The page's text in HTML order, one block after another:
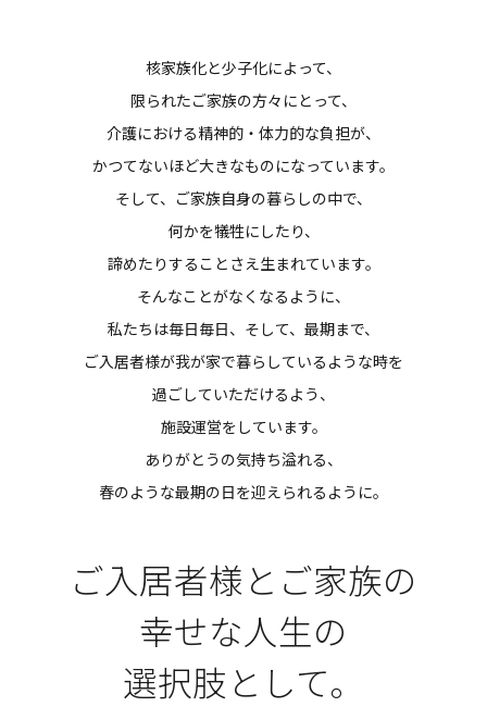
核家族化と少子化によって、
限られたご家族の方々にとって、
介護における精神的・体力的な負担が、
かつてないほど大きなものになっています。
そして、ご家族自身の暮らしの中で、
何かを犠牲にしたり、
諦めたりすることさえ生まれています。
そんなことがなくなるように、
私たちは毎日毎日、そして、最期まで、
ご入居者様が我が家で暮らしているような時を
過ごしていただけるよう、
施設運営をしています。
ありがとうの気持ち溢れる、
春のような最期の日を迎えられるように。
ご⼊居者様とご家族の
幸せな⼈⽣の
選択肢として。